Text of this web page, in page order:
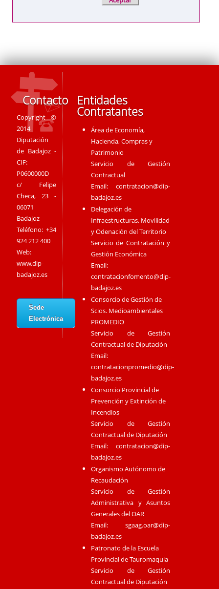
Contacto
Copyright ©
2014
Diputación
de Badajoz -
CIF:
P0600000D
c/ Felipe
Checa, 23 -
06071
Badajoz
Teléfono: +34
924 212 400
Web:
www.dip-
badajoz.es
Sede
Electrónica
Entidades
Contratantes
Área de Economía,
Hacienda, Compras y
Patrimonio
Servicio de Gestión
Contractual
Email:contratacion@dip-
badajoz.es
Delegación de
Infraestructuras, Movilidad
y Odenación del Territorio
Servicio de Contratación y
Gestión Económica
Email:
contratacionfomento@dip-
badajoz.es
Consorcio de Gestión de
Scios. Medioambientales
PROMEDIO
Servicio de Gestión
Contractual de Diputación
Email:
contratacionpromedio@dip-
badajoz.es
Consorcio Provincial de
Prevención y Extinción de
Incendios
Servicio de Gestión
Contractual de Diputación
Email:contratacion@dip-
badajoz.es
Organismo Autónomo de
Recaudación
Servicio de Gestión
Administrativa y Asuntos
Generales del OAR
Email:sgaag.oar@dip-
badajoz.es
Patronato de la Escuela
Provincial de Tauromaquia
Servicio de Gestión
Contractual de Diputación